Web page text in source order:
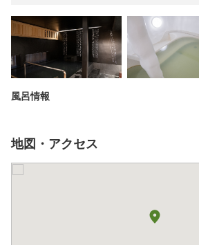
風呂情報
地図・アクセス